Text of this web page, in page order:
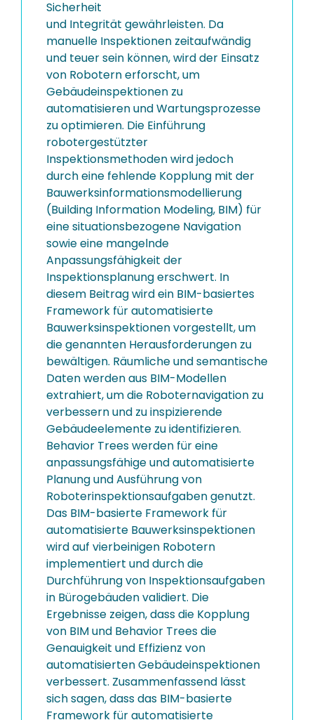
Sicherheit
und Integrität gewährleisten. Da
manuelle Inspektionen zeitaufwändig
und teuer sein können, wird der Einsatz
von Robotern erforscht, um
Gebäudeinspektionen zu
automatisieren und Wartungsprozesse
zu optimieren. Die Einführung
robotergestützter
Inspektionsmethoden wird jedoch
durch eine fehlende Kopplung mit der
Bauwerksinformationsmodellierung
(Building Information Modeling, BIM) für
eine situationsbezogene Navigation
sowie eine mangelnde
Anpassungsfähigkeit der
Inspektionsplanung erschwert. In
diesem Beitrag wird ein BIM-basiertes
Framework für automatisierte
Bauwerksinspektionen vorgestellt, um
die genannten Herausforderungen zu
bewältigen. Räumliche und semantische
Daten werden aus BIM-Modellen
extrahiert, um die Roboternavigation zu
verbessern und zu inspizierende
Gebäudeelemente zu identifizieren.
Behavior Trees werden für eine
anpassungsfähige und automatisierte
Planung und Ausführung von
Roboterinspektionsaufgaben genutzt.
Das BIM-basierte Framework für
automatisierte Bauwerksinspektionen
wird auf vierbeinigen Robotern
implementiert und durch die
Durchführung von Inspektionsaufgaben
in Bürogebäuden validiert. Die
Ergebnisse zeigen, dass die Kopplung
von BIM und Behavior Trees die
Genauigkeit und Effizienz von
automatisierten Gebäudeinspektionen
verbessert. Zusammenfassend lässt
sich sagen, dass das BIM-basierte
Framework für automatisierte